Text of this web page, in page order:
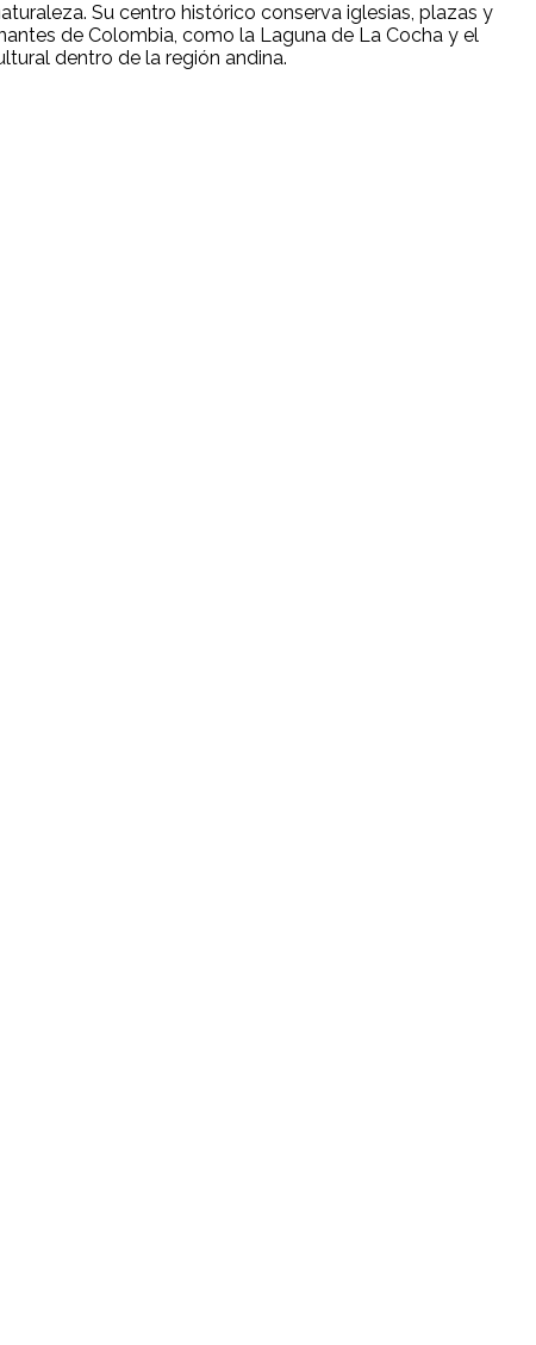
Su centro histórico conserva iglesias, plazas y
de Colombia, como la Laguna de La Cocha y el
dentro de la región andina.